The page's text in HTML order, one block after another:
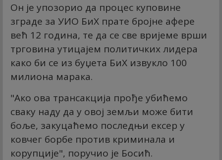
Он је упозорио да процес куповине
зграде за УИО БиХ прате бројне афере
већ 12 година, те да се све вријеме врши
трговина утицајем политичких лидера
како би се из буџета БиХ извукло 100
милиона марака.
"Ако ова трансакција прође убићемо
сваку наду да у овој земљи може бити
боље, закуцаћемо последњи ексер у
ковчег борбе против криминала и
корупције", поручио је Босић.